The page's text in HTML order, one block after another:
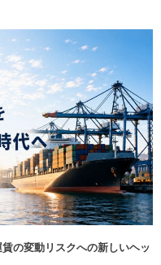
の変動リスクへの新しいヘッ